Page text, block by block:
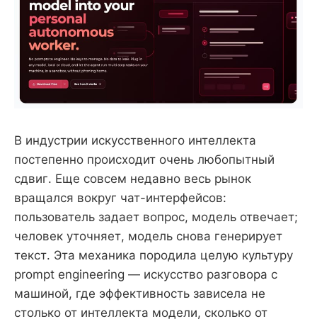
В индустрии искусственного интеллекта
постепенно происходит очень любопытный
сдвиг. Еще совсем недавно весь рынок
вращался вокруг чат-интерфейсов:
пользователь задает вопрос, модель отвечает;
человек уточняет, модель снова генерирует
текст. Эта механика породила целую культуру
prompt engineering — искусство разговора с
машиной, где эффективность зависела не
столько от интеллекта модели, сколько от